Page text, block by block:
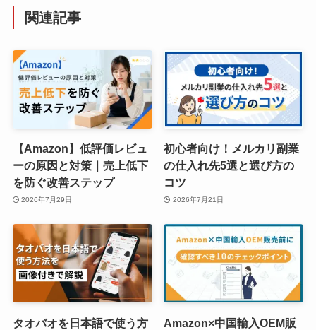
関連記事
【Amazon】低評価レビュ
ーの原因と対策｜売上低下
を防ぐ改善ステップ
2026年7月29日
初心者向け！メルカリ副業
の仕入れ先5選と選び方の
コツ
2026年7月21日
タオバオを日本語で使う方
Amazon×中国輸入OEM販